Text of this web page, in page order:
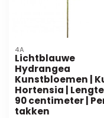
4A
Lichtblauwe
Hydrangea
Kunstbloemen |
Hortensia |
90 centimeter |
takken